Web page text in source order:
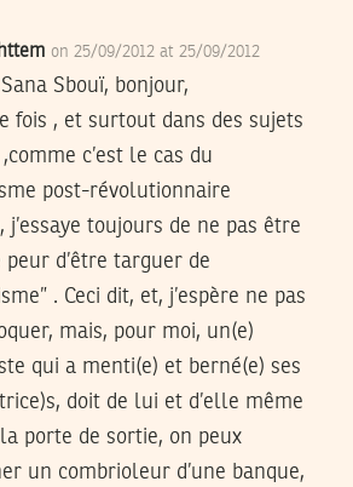
on 25/09/2012 at 25/09/2012
Sbouï, bonjour,
fois , et surtout dans des sujets
c’est le cas du
post-révolutionnaire
j’essaye toujours de ne pas être
peur d’être targuer de
. Ceci dit, et, j’espère ne pas
mais, pour moi, un(e)
qui a menti(e) et berné(e) ses
doit de lui et d’elle même
porte de sortie, on peux
un combrioleur d’une banque,